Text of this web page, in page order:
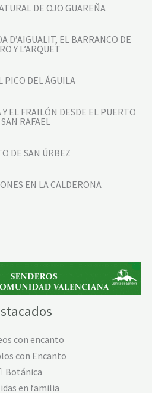
DE OJO GUAREÑA
D’AIGUALIT, EL BARRANCO DE
Y L’ARQUET
PICO DEL ÁGUILA
EL FRAILÓN DESDE EL PUERTO
RAFAEL
DE SAN ÚRBEZ
EN LA CALDERONA
con encanto
con Encanto
Botánica
en familia